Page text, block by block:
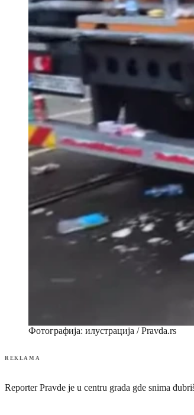
Фотографија: илустрација / Pravda.rs
REKLAMA
Reporter Pravde je u centru grada gde snima